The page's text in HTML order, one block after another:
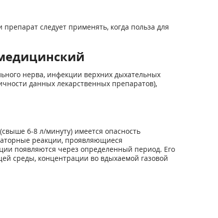
следует применять, когда польза для
нерва, инфекции верхних дыхательных
данных лекарственных препаратов),
6-8 л/минуту) имеется опасность
реакции, проявляющиеся
появляются через определенный период. Его
среды, концентрации во вдыхаемой газовой